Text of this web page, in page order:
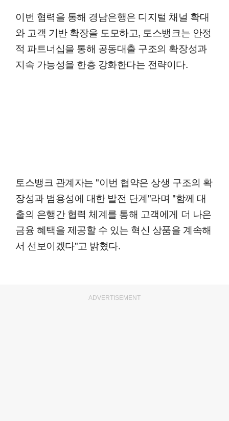
이번 협력을 통해 경남은행은 디지털 채널 확대
와 고객 기반 확장을 도모하고, 토스뱅크는 안정
적 파트너십을 통해 공동대출 구조의 확장성과
지속 가능성을 한층 강화한다는 전략이다.
토스뱅크 관계자는 "이번 협약은 상생 구조의 확
장성과 범용성에 대한 발전 단계"라며 "함께 대
출의 은행간 협력 체계를 통해 고객에게 더 나은
금융 혜택을 제공할 수 있는 혁신 상품을 계속해
서 선보이겠다"고 밝혔다.
ADVERTISEMENT